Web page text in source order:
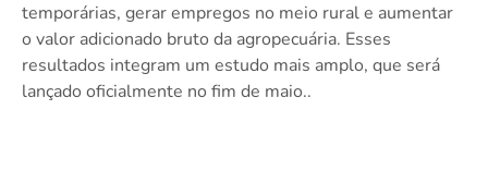
temporárias, gerar empregos no meio rural e aumentar
o valor adicionado bruto da agropecuária. Esses
resultados integram um estudo mais amplo, que será
lançado oficialmente no fim de maio..